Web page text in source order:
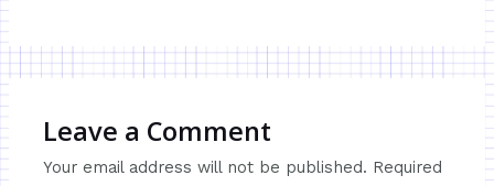
Leave a Comment
Your email address will not be published. Required